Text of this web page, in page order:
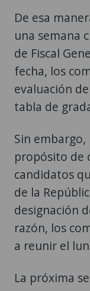
De esa
una semana
de Fiscal
fecha, los
evaluación
tabla de
Sin
propósito de
candidatos
de la
designación
razón, los
a reunir el
La próxima